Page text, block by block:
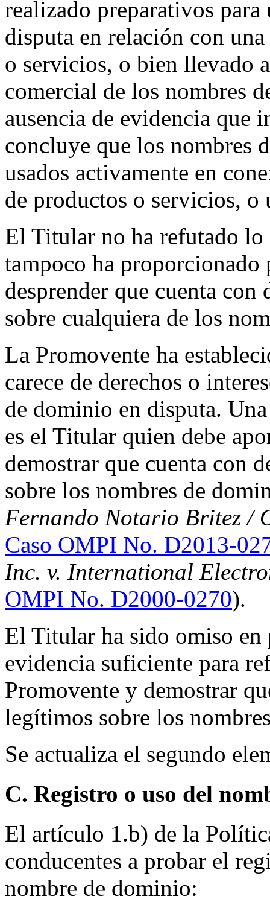
realizado preparativos
disputa en relación con
o servicios, o bien llevado
comercial de los nombres
ausencia de evidencia que
concluye que los nombres
usados activamente en
de productos o servicios,
El Titular no ha refutado
tampoco ha proporcionado
desprender que cuenta
sobre cualquiera de los
La Promovente ha
carece de derechos o
de dominio en disputa.
es el Titular quien debe
demostrar que cuenta con
sobre los nombres de
Fernando Notario Britez /
Caso OMPI No. D2013-
Inc. v. International
OMPI No. D2000-0270).
El Titular ha sido omiso
evidencia suficiente para
Promovente y demostrar
legítimos sobre los
Se actualiza el segundo
C. Registro o uso del
El artículo 1.b) de la
conducentes a probar el
nombre de dominio: